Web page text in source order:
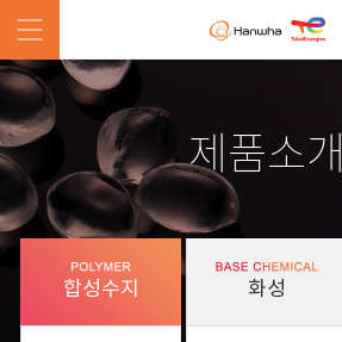
제품소개
합성수지 화성